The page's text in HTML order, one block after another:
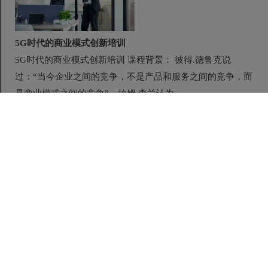
5G时代的商业模式创新培训
5G时代的商业模式创新培训 课程背景： 彼得.德鲁克说
过：“当今企业之间的竞争，不是产品和服务之间的竞争，而
是商业模式之间的竞争”。拉姆.查兰认为...